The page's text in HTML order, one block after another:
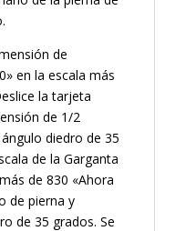
de
en la escala más
la tarjeta
de 1/2
diedro de 35
de la Garganta
de 830 «Ahora
de pierna y
de 35 grados. Se